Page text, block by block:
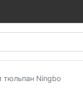
тюльпан Ningbo